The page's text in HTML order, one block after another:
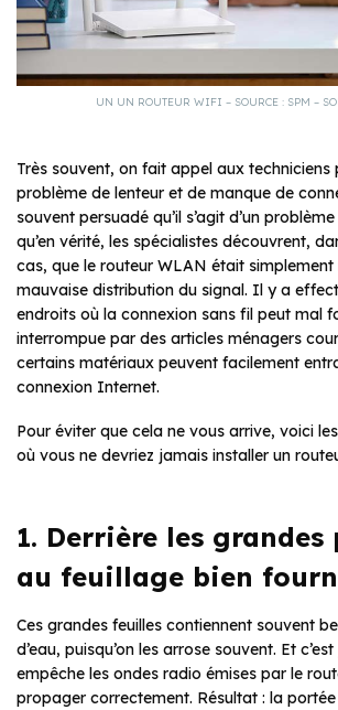
UN UN ROUTEUR WIFI – SOURCE : SPM –
Très souvent, on fait appel aux techniciens
problème de lenteur et de manque de
souvent persuadé qu’il s’agit d’un
qu’en vérité, les spécialistes découvrent,
cas, que le routeur WLAN était simplement
mauvaise distribution du signal. Il y a
endroits où la connexion sans fil peut mal
interrompue par des articles ménagers
certains matériaux peuvent facilement
connexion Internet.
Pour éviter que cela ne vous arrive, voici
où vous ne devriez jamais installer un
1. Derrière les grandes
au feuillage bien
Ces grandes feuilles contiennent souvent
d’eau, puisqu’on les arrose souvent. Et
empêche les ondes radio émises par le
propager correctement. Résultat : la